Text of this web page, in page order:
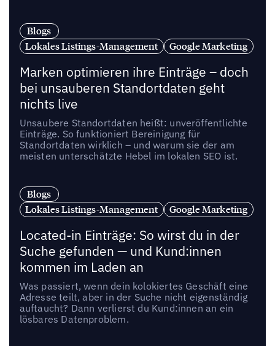
Blogs
Lokales Listings-Management
Google Marketing
Marken optimieren ihre Einträge – doch
bei unsauberen Standortdaten geht
nichts live
Unsaubere Standortdaten heißt: unveröffentlichte
Einträge. So funktioniert Bereinigung für
Standortdaten wirklich – und warum sie der am
meisten unterschätzte Hebel im lokalen SEO ist.
Blogs
Lokales Listings-Management
Google Marketing
Located-in Einträge: So wirst du in der
Suche gefunden — und Kund:innen
kommen im Laden an
Was passiert, wenn dein kolokiertes Geschäft eine
Adresse teilt, aber in der Suche nicht eigenständig
auftaucht? Dann verlierst du Kund:innen an ein
lösbares Datenproblem.